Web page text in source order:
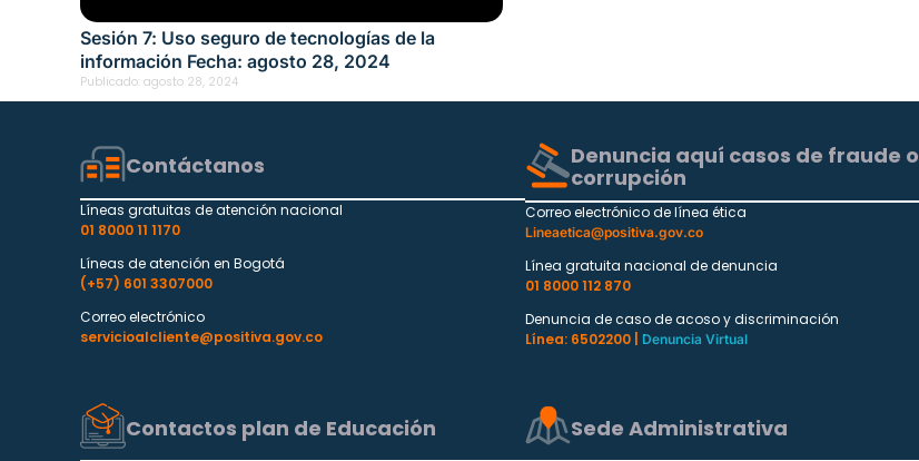
Sesión 7: Uso seguro de tecnologías de la
información Fecha: agosto 28, 2024
Publicado: agosto 28, 2024
Contáctanos
Líneas gratuitas de atención nacional
01 8000 11 1170
Líneas de atención en Bogotá
(+57) 601 3307000
Correo electrónico
servicioalcliente@positiva.gov.co
Denuncia aquí casos de fraude o
corrupción
Correo electrónico de línea ética
Lineaetica@positiva.gov.co
Línea gratuita nacional de denuncia
01 8000 112 870
Denuncia de caso de acoso y discriminación
Línea: 6502200 |
Denuncia Virtual
Contactos plan de Educación Sede Administrativa